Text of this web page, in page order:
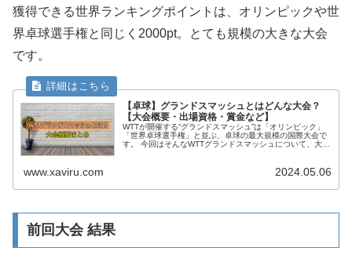
獲得できる世界ランキングポイントは、オリンピックや世
界卓球選手権と同じく2000pt。とても規模の大きな大会
です。
【卓球】グランドスマッシュとはどんな大会？
【大会概要・出場資格・賞金など】
WTTが開催する“グランドスマッシュ”は「オリンピック」
「世界卓球選手権」と並ぶ、卓球の最大規模の国際大会で
す。 今回はそんなWTTグランドスマッシュについて、大会
www.xaviru.com 2024.05.06
前回大会 結果